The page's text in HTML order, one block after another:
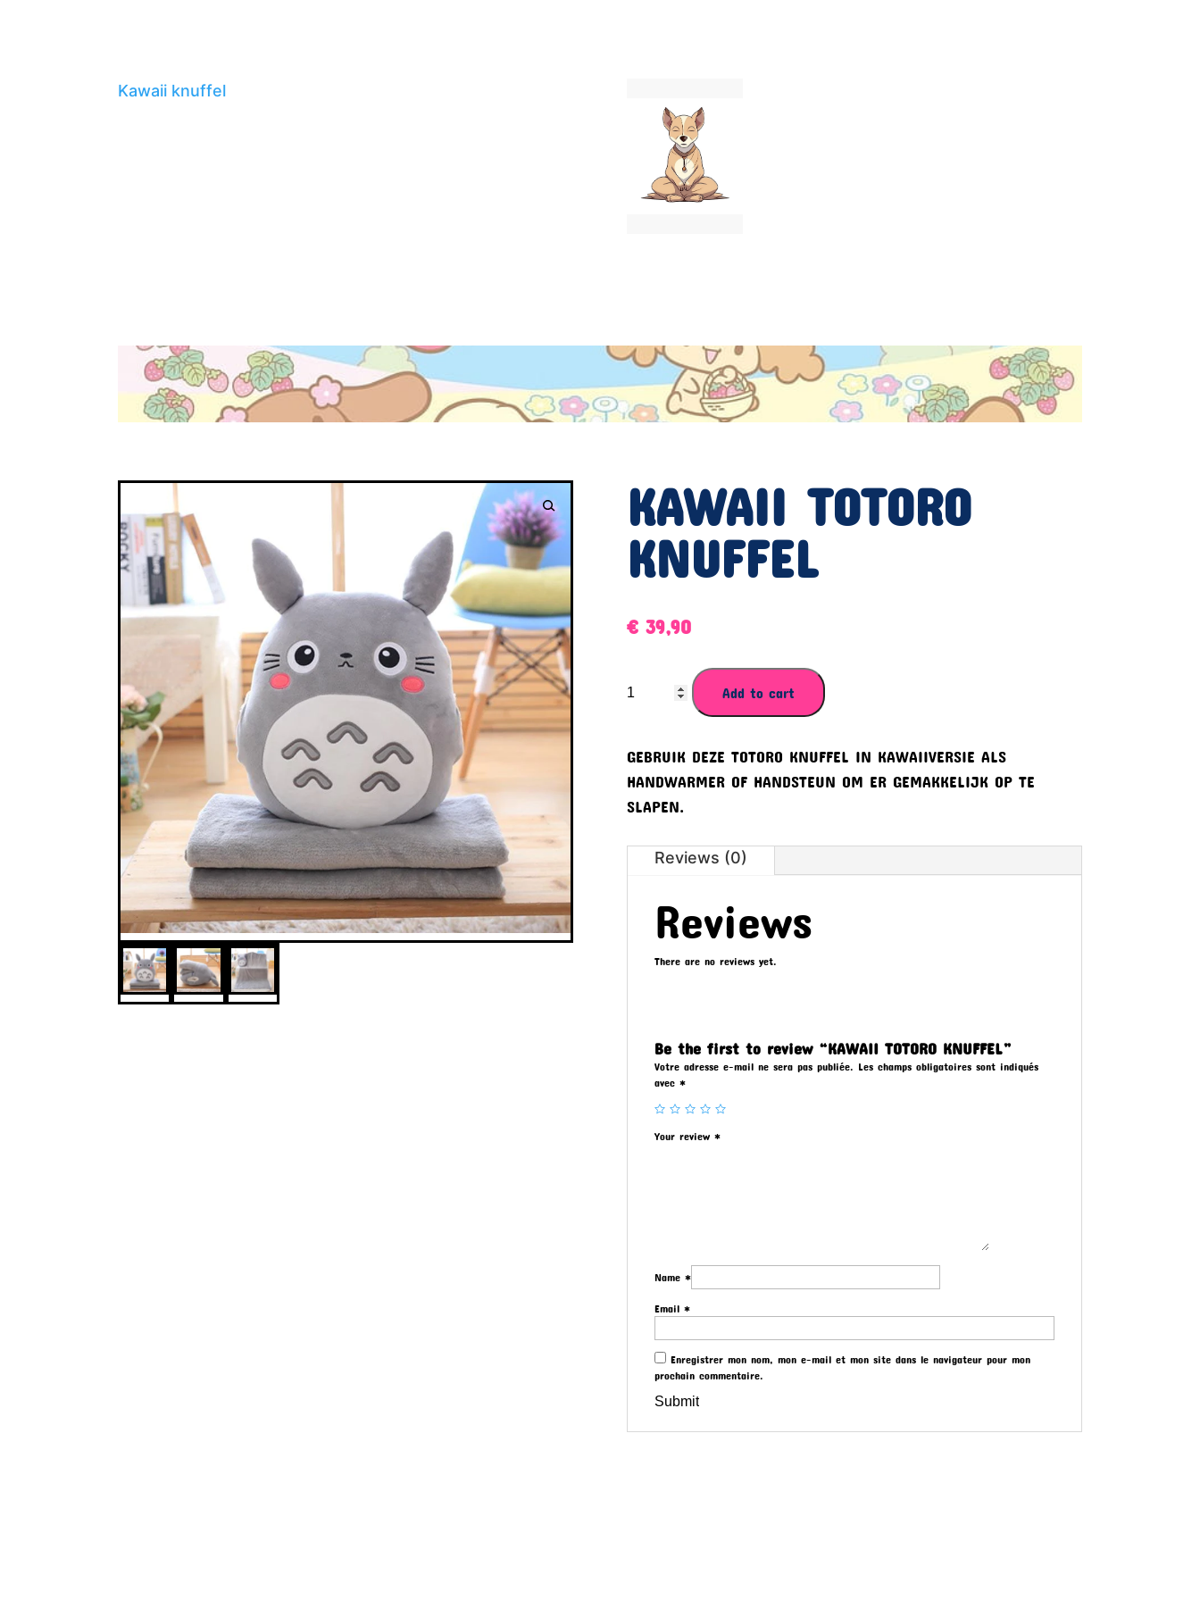
Kawaii knuffel
KAWAII TOTORO
KNUFFEL
€39,90
KAWAII
TOTORO
quantity
Add to cart
GEBRUIK DEZE TOTORO KNUFFEL IN KAWAIIVERSIE ALS
HANDWARMER OF HANDSTEUN OM ER GEMAKKELIJK OP TE
SLAPEN.
Reviews (0)
Reviews
There are no reviews yet.
Be the first to review “KAWAII TOTORO KNUFFEL”
Votre adresse e-mail ne sera pas publiée.
Les champs obligatoires sont indiqués
avec *
Your review *
Name *
Email *
Enregistrer mon nom, mon e-mail et mon site dans le navigateur pour mon
prochain commentaire.